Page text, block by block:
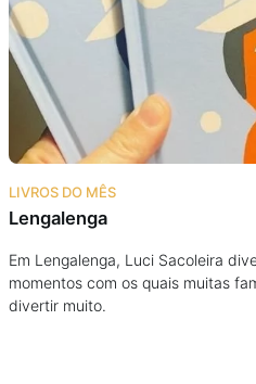
LIVROS DO MÊS
Lengalenga
Em Lengalenga, Luci Sacoleira
momentos com os quais muitas
divertir muito.